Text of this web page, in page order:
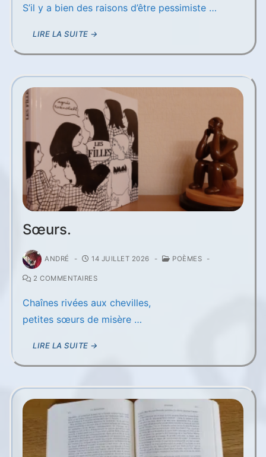
S’il y a bien des raisons d’être pessimiste …
LIRE LA SUITE →
Sœurs.
ANDRÉ - 14 JUILLET 2026 - POÈMES -
2 COMMENTAIRES
Chaînes rivées aux chevilles,
petites sœurs de misère …
LIRE LA SUITE →